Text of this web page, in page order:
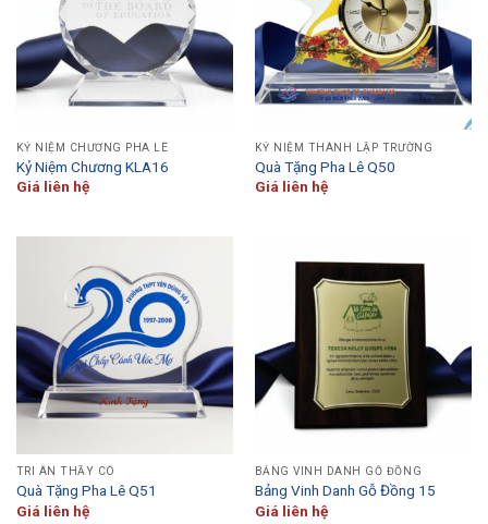
KỶ NIỆM CHƯƠNG PHA LÊ
Kỷ Niệm Chương KLA16
Giá liên hệ
KỶ NIỆM THÀNH LẬP TRƯỜNG
Quà Tặng Pha Lê Q50
Giá liên hệ
TRI ÂN THẦY CÔ
Quà Tặng Pha Lê Q51
Giá liên hệ
BẢNG VINH DANH GỖ ĐỒNG
Bảng Vinh Danh Gỗ Đồng 15
Giá liên hệ